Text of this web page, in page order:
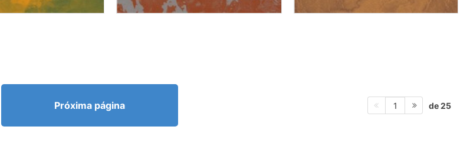
Próxima página 1 de 25